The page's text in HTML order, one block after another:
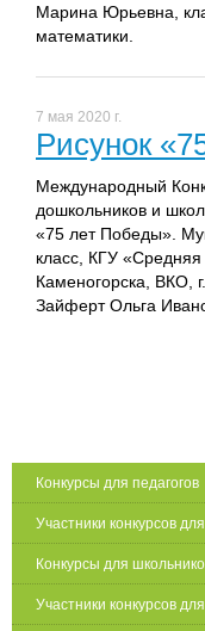
Марина Юрьевна,
математики.
7 мая 2020 г.
Рисунок
Международный
дошкольников и
«75 лет Победы».
класс, КГУ
Каменогорска, ВКО,
Зайферт Ольга
Конкурсы для педагогов
Участники конкурсов
Конкурсы для
Участники конкурсов